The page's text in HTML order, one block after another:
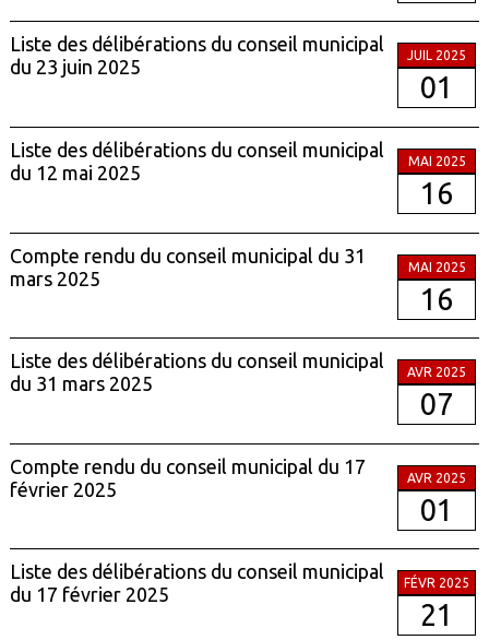
Liste des délibérations du conseil municipal
du 23 juin 2025
JUIL 2025
01
Liste des délibérations du conseil municipal
du 12 mai 2025
MAI 2025
16
Compte rendu du conseil municipal du 31
mars 2025
MAI 2025
16
Liste des délibérations du conseil municipal
du 31 mars 2025
AVR 2025
07
Compte rendu du conseil municipal du 17
février 2025
AVR 2025
01
Liste des délibérations du conseil municipal
du 17 février 2025
FÉVR 2025
21